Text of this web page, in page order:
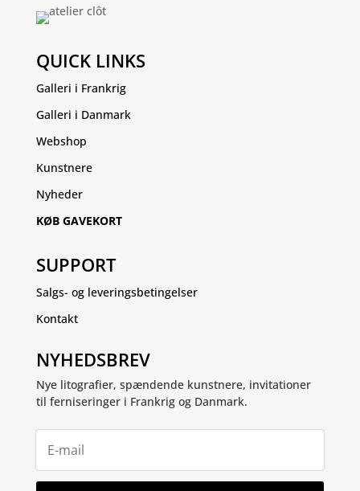
QUICK LINKS
Galleri i Frankrig
Galleri i Danmark
Webshop
Kunstnere
Nyheder
KØB GAVEKORT
SUPPORT
Salgs- og leveringsbetingelser
Kontakt
NYHEDSBREV
Nye litografier, spændende kunstnere, invitationer
til ferniseringer i Frankrig og Danmark.